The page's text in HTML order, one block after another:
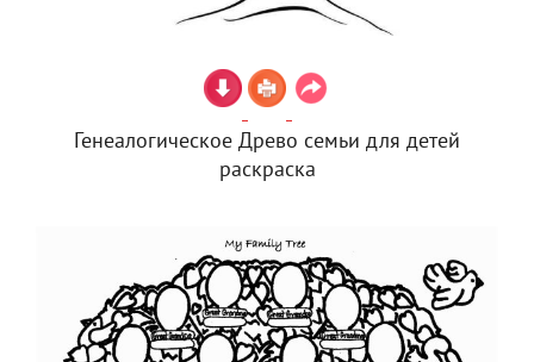
Генеалогическое Древо семьи для детей
раскраска